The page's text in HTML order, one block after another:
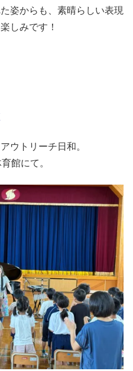
姿からも、素晴らしい表現
しみです！
ウトリーチ日和。
館にて。